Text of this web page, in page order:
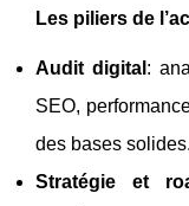
Les piliers de
Audit digital :
SEO,
des bases solides.
Stratégie et